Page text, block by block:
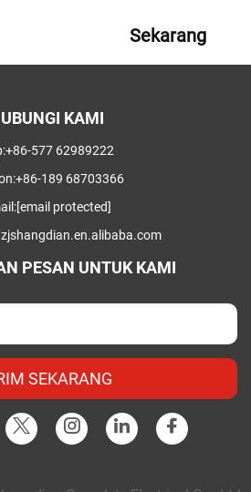
Sekarang
KAMI
+86-577 62989222
+86-189 68703366
[email protected]
PESAN UNTUK KAMI
SEKARANG